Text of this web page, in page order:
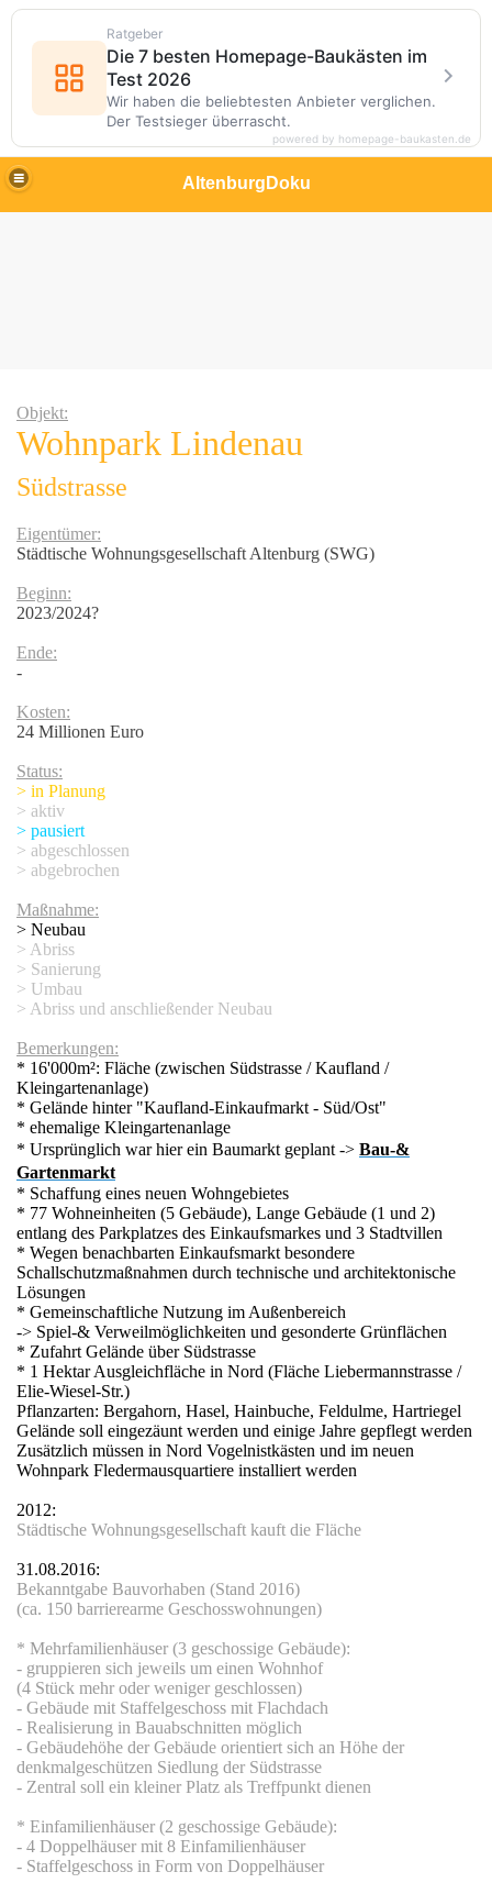
AltenburgDoku
Objekt:
Wohnpark Lindenau
Südstrasse
Eigentümer:
Städtische Wohnungsgesellschaft Altenburg (SWG)
Beginn:
2023/2024?
Ende:
-
Kosten:
24 Millionen Euro
Status:
> in Planung
> aktiv
> pausiert
> abgeschlossen
> abgebrochen
Maßnahme:
> Neubau
> Abriss
> Sanierung
> Umbau
> Abriss und anschließender Neubau
Bemerkungen:
* 16'000m²: Fläche (zwischen Südstrasse / Kaufland /
Kleingartenanlage)
* Gelände hinter "Kaufland-Einkaufmarkt - Süd/Ost"
* ehemalige Kleingartenanlage
* Ursprünglich war hier ein Baumarkt geplant -> Bau-&
Gartenmarkt
* Schaffung eines neuen Wohngebietes
* 77 Wohneinheiten (5 Gebäude), Lange Gebäude (1 und 2)
entlang des Parkplatzes des Einkaufsmarkes und 3 Stadtvillen
* Wegen benachbarten Einkaufsmarkt besondere
Schallschutzmaßnahmen durch technische und architektonische
Lösungen
* Gemeinschaftliche Nutzung im Außenbereich
-> Spiel-& Verweilmöglichkeiten und gesonderte Grünflächen
* Zufahrt Gelände über Südstrasse
* 1 Hektar Ausgleichfläche in Nord (Fläche Liebermannstrasse /
Elie-Wiesel-Str.)
Pflanzarten: Bergahorn, Hasel, Hainbuche, Feldulme, Hartriegel
Gelände soll eingezäunt werden und einige Jahre gepflegt werden
Zusätzlich müssen in Nord Vogelnistkästen und im neuen
Wohnpark Fledermausquartiere installiert werden
2012:
Städtische Wohnungsgesellschaft kauft die Fläche
31.08.2016:
Bekanntgabe Bauvorhaben (Stand 2016)
(ca. 150 barrierearme Geschosswohnungen)
* Mehrfamilienhäuser (3 geschossige Gebäude):
- gruppieren sich jeweils um einen Wohnhof
(4 Stück mehr oder weniger geschlossen)
- Gebäude mit Staffelgeschoss mit Flachdach
- Realisierung in Bauabschnitten möglich
- Gebäudehöhe der Gebäude orientiert sich an Höhe der
denkmalgeschützen Siedlung der Südstrasse
- Zentral soll ein kleiner Platz als Treffpunkt dienen
* Einfamilienhäuser (2 geschossige Gebäude):
- 4 Doppelhäuser mit 8 Einfamilienhäuser
- Staffelgeschoss in Form von Doppelhäuser
Strasse
- Mensa
Boss - Expert
Altenburg GmbH
Röther
Prüf-& Schadenszentrum
, Steuer- und Schaltanlagenbau GmbH
GmbH
Ratgeber
Die 7 besten Homepage-Baukästen im
Test 2026
Wir haben die beliebtesten Anbieter verglichen.
Der Testsieger überrascht.
powered by homepage-baukasten.de